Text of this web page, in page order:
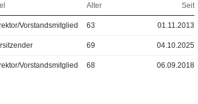
Alter Seit
Vorstandsmitglied 63 01.11.2013
69 04.10.2025
Vorstandsmitglied 68 06.09.2018